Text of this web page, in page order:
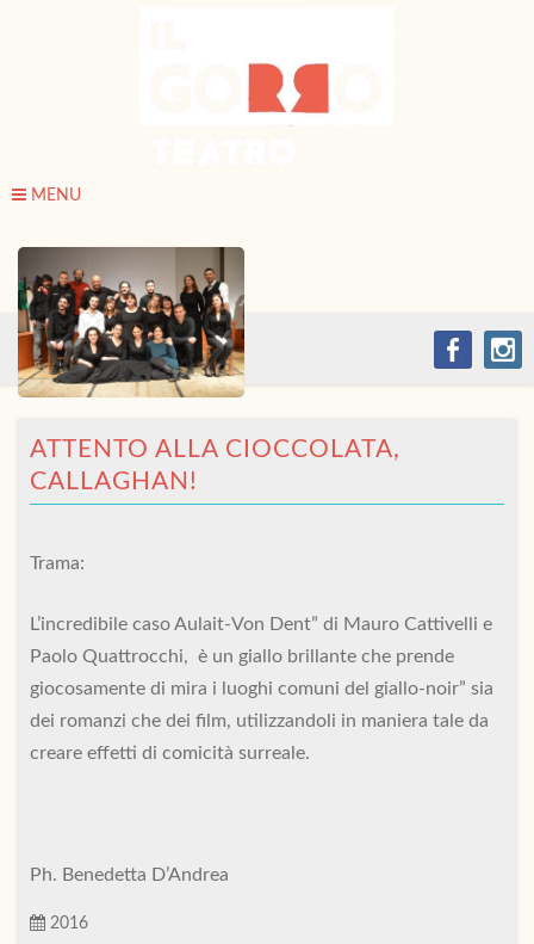
MENU
ATTENTO ALLA CIOCCOLATA,
CALLAGHAN!
Trama:
L’incredibile caso Aulait-Von Dent” di Mauro Cattivelli e
Paolo Quattrocchi, è un giallo brillante che prende
giocosamente di mira i luoghi comuni del giallo-noir” sia
dei romanzi che dei film, utilizzandoli in maniera tale da
creare effetti di comicità surreale.
Ph. Benedetta D’Andrea
2016